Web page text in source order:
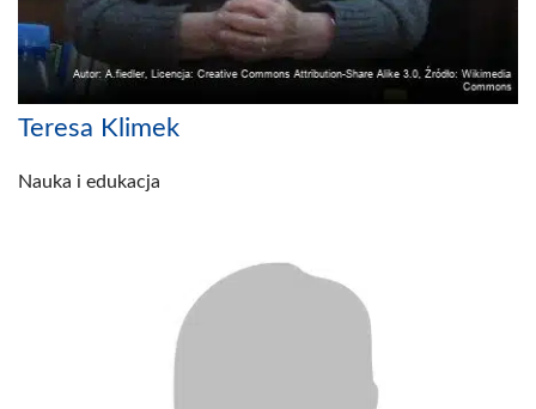
Teresa Klimek
Nauka i edukacja